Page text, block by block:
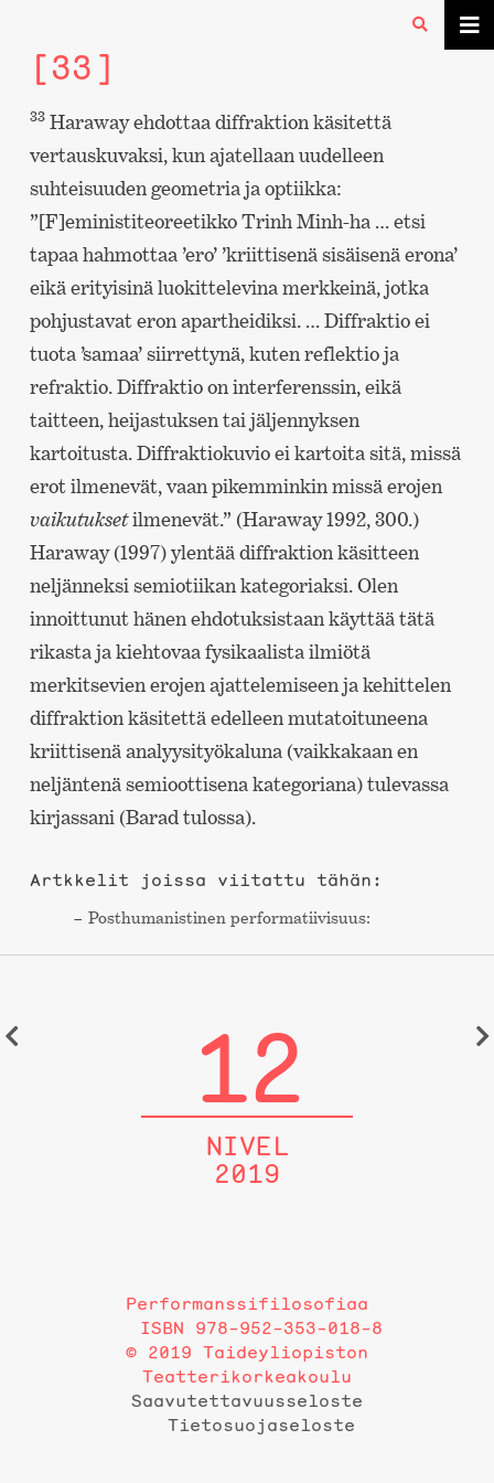
[33]
33Haraway ehdottaa diffraktion käsitettä
vertauskuvaksi, kun ajatellaan uudelleen
suhteisuuden geometria ja optiikka:
”[F]eministiteoreetikko Trinh Minh-ha … etsi
tapaa hahmottaa ’ero’ ’kriittisenä sisäisenä erona’
eikä erityisinä luokittelevina merkkeinä, jotka
pohjustavat eron apartheidiksi. … Diffraktio ei
tuota ’samaa’ siirrettynä, kuten reflektio ja
refraktio. Diffraktio on interferenssin, eikä
taitteen, heijastuksen tai jäljennyksen
kartoitusta. Diffraktiokuvio ei kartoita sitä, missä
erot ilmenevät, vaan pikemminkin missä erojen
vaikutuksetilmenevät.” (Haraway 1992, 300.)
Haraway (1997) ylentää diffraktion käsitteen
neljänneksi semiotiikan kategoriaksi. Olen
innoittunut hänen ehdotuksistaan käyttää tätä
rikasta ja kiehtovaa fysikaalista ilmiötä
merkitsevien erojen ajattelemiseen ja kehittelen
diffraktion käsitettä edelleen mutatoituneena
kriittisenä analyysityökaluna (vaikkakaan en
neljäntenä semioottisena kategoriana) tulevassa
kirjassani (Barad tulossa).
Artkkelit joissa viitattu tähän:
Post­humanistinen performa­tiivisuus:
12
NIVEL
2019
Performanssifilosofiaa
ISBN 978-952-353-018-8
© 2019 Taideyliopiston
Teatterikorkeakoulu
Saavutettavuusseloste
Tietosuojaseloste